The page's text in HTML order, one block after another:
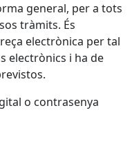
general, per a tots
tràmits. És
electrònica per tal
electrònics i ha de
o contrasenya